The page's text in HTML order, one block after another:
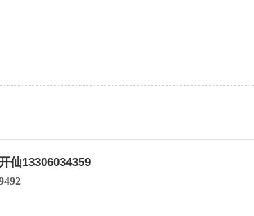
仙13306034359